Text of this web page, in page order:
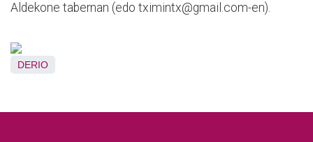
Aldekone tabernan (edo tximintx@gmail.com-en).
DERIO